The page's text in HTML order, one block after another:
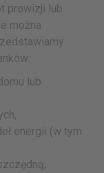
prowizji lub
można
lub
energii (w tym